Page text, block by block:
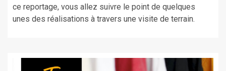
ce reportage, vous allez suivre le point de quelques
unes des réalisations à travers une visite de terrain.